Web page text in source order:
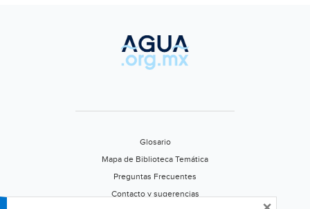
Glosario
Mapa de Biblioteca Temática
Preguntas Frecuentes
Contacto y sugerencias